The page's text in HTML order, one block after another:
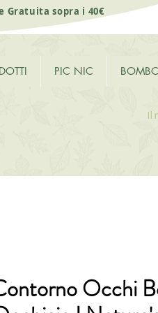
PIC NIC
Il
Gratuita sopra i 40€
Occhi